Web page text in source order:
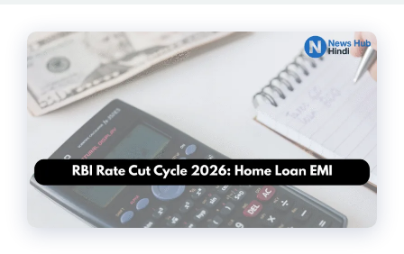
content